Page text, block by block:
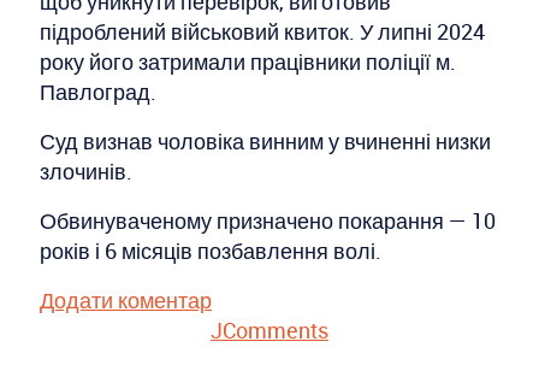
підроблений військовий квиток. У липні 2024
року його затримали працівники поліції м.
Павлоград.
Суд визнав чоловіка винним у вчиненні низки
злочинів.
Обвинуваченому призначено покарання — 10
років і 6 місяців позбавлення волі.
Додати коментар
JComments